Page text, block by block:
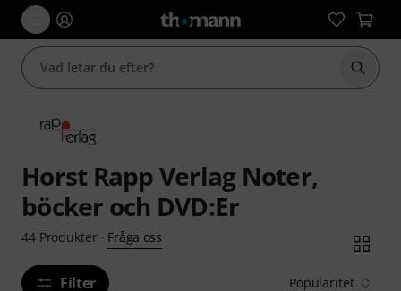
Börja
Horst Rapp Verlag Noter,
böcker och DVD:Er
44 Produkter· Fråga oss
Filter Popularitet